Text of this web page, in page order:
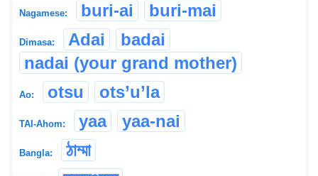
Nagamese: buri-ai buri-mai
Dimasa: Adai
badai
nadai (your grand mother)
Ao: otsu ots’u’la
TAI-Ahom: yaa yaa-nai
Bangla: ঠাম্মা